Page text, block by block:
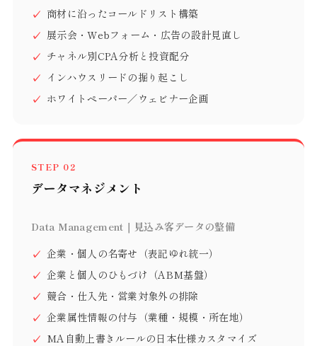
商材に沿ったコールドリスト構築
展示会・Webフォーム・広告の設計見直し
チャネル別CPA分析と投資配分
インハウスリードの掘り起こし
ホワイトペーパー／ウェビナー企画
STEP 02
データマネジメント
Data Management｜見込み客データの整備
企業・個人の名寄せ（表記ゆれ統一）
企業と個人のひもづけ（ABM基盤）
競合・仕入先・営業対象外の排除
企業属性情報の付与（業種・規模・所在地）
MA自動上書きルールの日本仕様カスタマイズ